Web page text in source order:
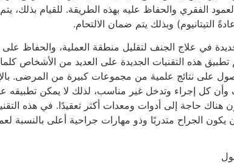
الفقري والحفاظ عليه بهذه الطريقة. للقيام بذلك،
التيتانيوم) وبذلك يتم ضمان الالتحام.
في علاج الجنف لتقليل منطقة العملية، والحفاظ
تطبيق هذه التقنيات الجديدة على العديد من الأشخاص
على نتائج علمية من مجموعات كبيرة من المرضى.
كل إجراء وتدخل غير مناسب، لذلك لا يمكن تطبيقه على
هناك حاجة إلى أدوات ومعدات أكثر تعقيدًا. في هذه
الجراح متدربًا وذو مهارات جراحية أعلى بالنسبة